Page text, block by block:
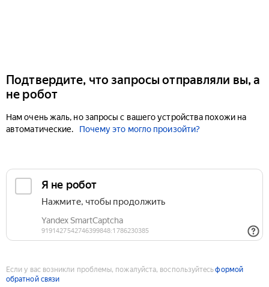
Подтвердите, что запросы отправляли вы, а
не робот
Нам очень жаль, но запросы с вашего устройства похожи на
автоматические.
Почему это могло произойти?
Если у вас возникли проблемы, пожалуйста, воспользуйтесьформой
обратной связи